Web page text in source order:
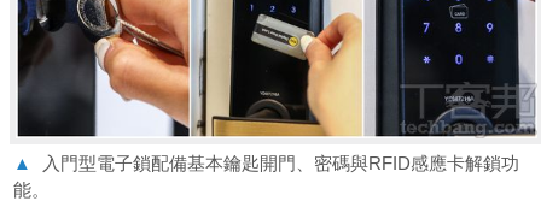
▲
入門型電子鎖配備基本鑰匙開門、密碼與RFID感應卡解鎖功
能。